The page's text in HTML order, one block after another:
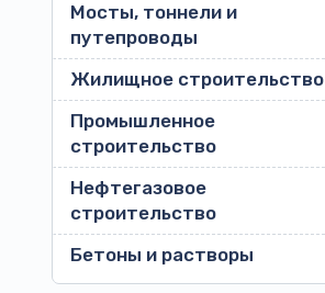
Мосты, тоннели и
путепроводы
Жилищное строительство
Промышленное
строительство
Нефтегазовое
строительство
Бетоны и растворы